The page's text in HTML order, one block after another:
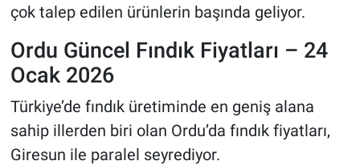
çok talep edilen ürünlerin başında geliyor.
Ordu Güncel Fındık Fiyatları – 24
Ocak 2026
Türkiye’de fındık üretiminde en geniş alana
sahip illerden biri olan Ordu’da fındık fiyatları,
Giresun ile paralel seyrediyor.